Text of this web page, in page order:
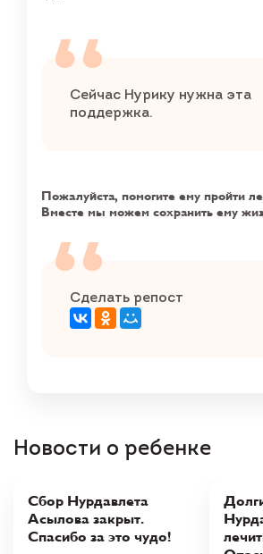
Сейчас Нурику нужна эта
поддержка.
Пожалуйста, помогите ему пройти
Вместе мы можем сохранить ему
Сделать репост
Новости о ребенке
Сбор Нурдавлета
Асылова закрыт.
Спасибо за это чудо!